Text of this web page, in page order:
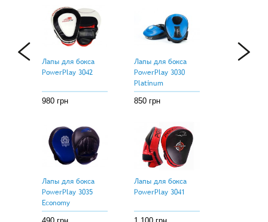
PowerPlay 3041
1 100 грн
PowerPlay 3042
980 грн
Лапы для бокса
PowerPlay 3042
980 грн
Лапы для бокса
PowerPlay 3030
Platinum
850 грн
Лапы для бокса
PowerPlay 3035
Economy
Лапы для бокса
PowerPlay 3041